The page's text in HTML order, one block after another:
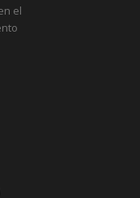
el